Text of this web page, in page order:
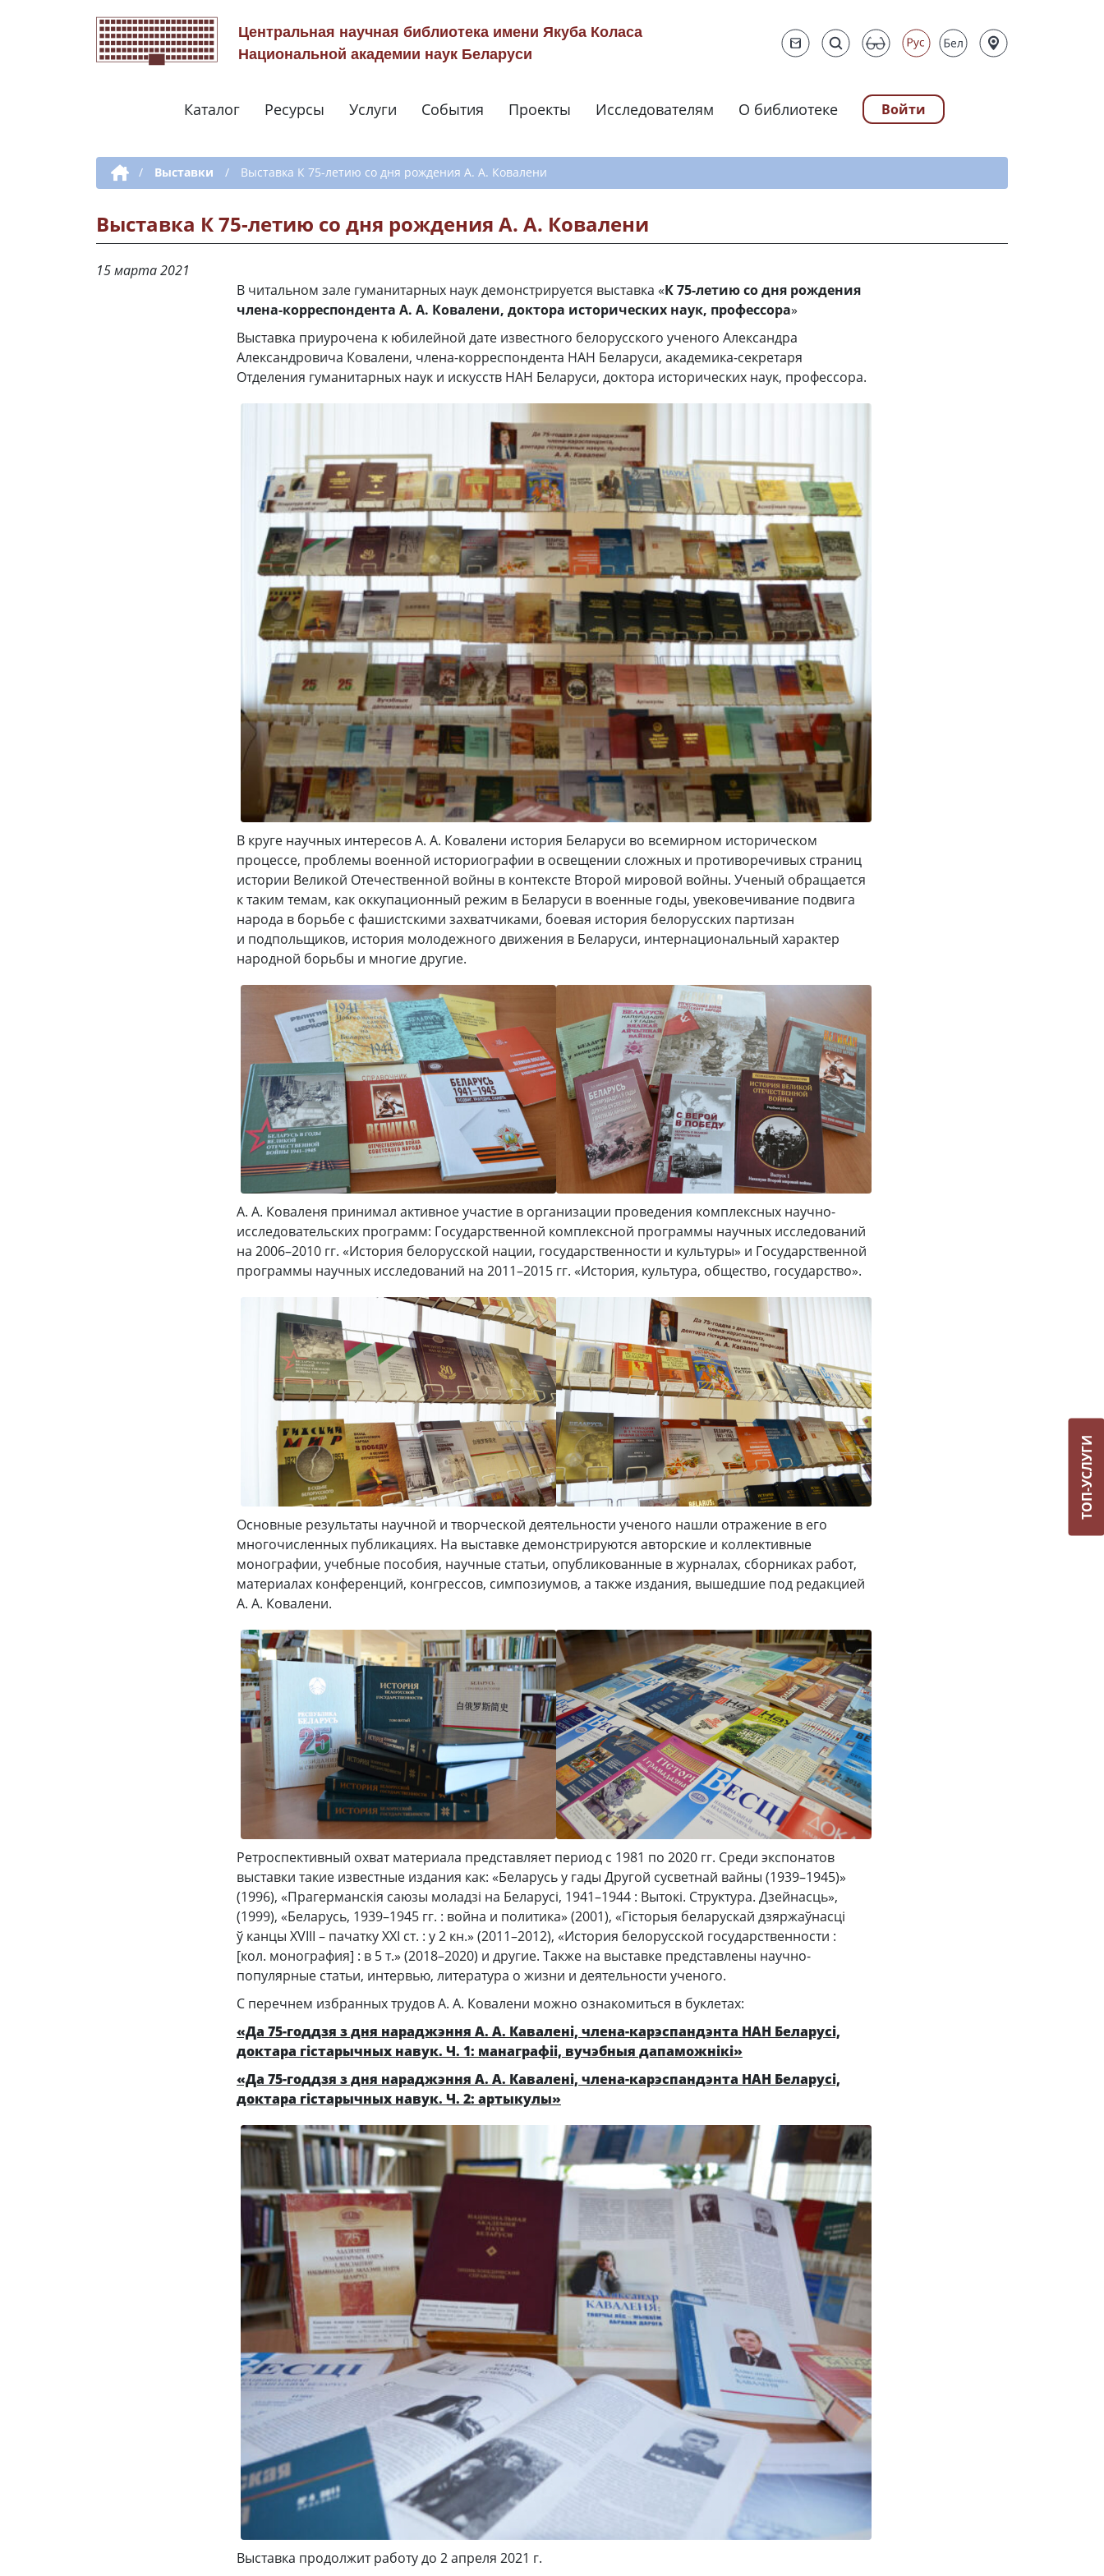
Центральная научная библиотека имени Якуба Коласа
Национальной академии наук Беларуси
Навигация по сайту
Каталог Ресурсы Услуги События Проекты Исследователям О библиотеке Войти
Дополнительная навигация
/ Выставки / Выставка К 75-летию со дня рождения А. А. Ковалени
Выставка К 75-летию со дня рождения А. А. Ковалени
15 марта 2021
В читальном зале гуманитарных наук демонстрируется выставка «К 75-летию со дня рождения
члена-корреспондента А. А. Ковалени, доктора исторических наук, профессора»
Выставка приурочена к юбилейной дате известного белорусского ученого Александра
Александровича Ковалени, члена-корреспондента НАН Беларуси, академика-секретаря
Отделения гуманитарных наук и искусств НАН Беларуси, доктора исторических наук, профессора.
В круге научных интересов А. А. Ковалени история Беларуси во всемирном историческом
процессе, проблемы военной историографии в освещении сложных и противоречивых страниц
истории Великой Отечественной войны в контексте Второй мировой войны. Ученый обращается
к таким темам, как оккупационный режим в Беларуси в военные годы, увековечивание подвига
народа в борьбе с фашистскими захватчиками, боевая история белорусских партизан
и подпольщиков, история молодежного движения в Беларуси, интернациональный характер
народной борьбы и многие другие.
А. А. Коваленя принимал активное участие в организации проведения комплексных научно-
исследовательских программ: Государственной комплексной программы научных исследований
на 2006–2010 гг. «История белорусской нации, государственности и культуры» и Государственной
программы научных исследований на 2011–2015 гг. «История, культура, общество, государство».
Основные результаты научной и творческой деятельности ученого нашли отражение в его
многочисленных публикациях. На выставке демонстрируются авторские и коллективные
монографии, учебные пособия, научные статьи, опубликованные в журналах, сборниках работ,
материалах конференций, конгрессов, симпозиумов, а также издания, вышедшие под редакцией
А. А. Ковалени.
Ретроспективный охват материала представляет период с 1981 по 2020 гг. Среди экспонатов
выставки такие известные издания как: «Беларусь у гады Другой сусветнай вайны (1939–1945)»
(1996), «Прагерманскія саюзы моладзі на Беларусі, 1941–1944 : Вытокі. Структура. Дзейнасць»,
(1999), «Беларусь, 1939–1945 гг. : война и политика» (2001), «Гісторыя беларускай дзяржаўнасці
ў канцы XVIII – пачатку XXI ст. : у 2 кн.» (2011–2012), «История белорусской государственности :
[кол. монография] : в 5 т.» (2018–2020) и другие. Также на выставке представлены научно-
популярные статьи, интервью, литература о жизни и деятельности ученого.
С перечнем избранных трудов А. А. Ковалени можно ознакомиться в буклетах:
«Да 75-годдзя з дня нараджэння А. А. Кавалені, члена-карэспандэнта НАН Беларусі,
доктара гістарычных навук. Ч. 1: манаграфіі, вучэбныя дапаможнікі»
«Да 75-годдзя з дня нараджэння А. А. Кавалені, члена-карэспандэнта НАН Беларусі,
доктара гістарычных навук. Ч. 2: артыкулы»
Выставка продолжит работу до 2 апреля 2021 г.
ТОП-УСЛУГИ